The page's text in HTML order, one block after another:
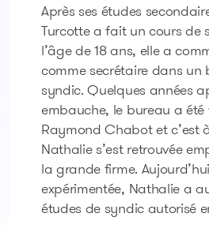
Après ses études
Turcotte a fait un cours de
l’âge de 18 ans, elle a
comme secrétaire dans un
syndic. Quelques années
embauche, le bureau a été
Raymond Chabot et c’est
Nathalie s’est retrouvée
la grande firme.
expérimentée, Nathalie a
études de syndic autorisé